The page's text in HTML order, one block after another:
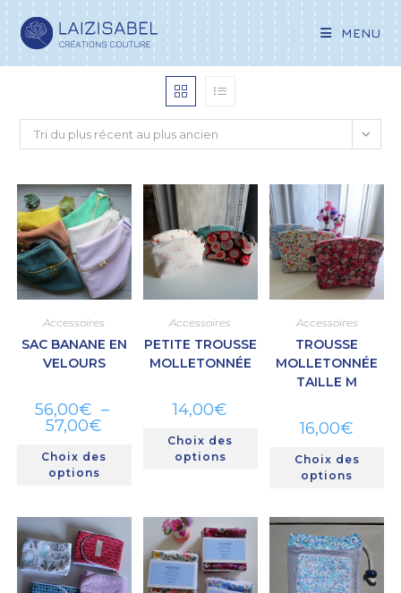
MENU
Tri du plus récent au plus ancien
Accessoires
SAC BANANE EN
VELOURS
56,00€ –
57,00€
Choix des
options
Accessoires
PETITE TROUSSE
MOLLETONNÉE
14,00€
Choix des
options
Accessoires
TROUSSE
MOLLETONNÉE
TAILLE M
16,00€
Choix des
options